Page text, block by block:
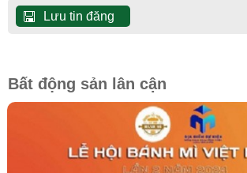
Lưu tin đăng
Bất động sản lân cận